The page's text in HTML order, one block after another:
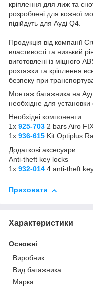
кріплення для лиж та
розроблені для кожної
підійдуть для Ауді Q4.
Продукція від компанії
властивості та низький
виготовлені із міцного
розтяжки та кріплення
безпеку при
Монтаж багажника на
необхідне для установки
Необхідні компоненти:
1x 925-703 2 bars Airo
1x 936-615 Kit Optiplus
Додаткові аксесуари:
Anti-theft key locks
1x 932-014 4 anti-theft
Приховати
Характеристики
Основні
Виробник
Вид багажника
Марка